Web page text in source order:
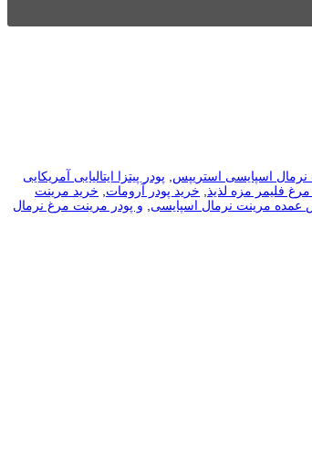
اسپایسی استریپس, پودر پیتزا ایتالیایی آمریکایی
مرغ فلیمر مزه لذیذ, خرید پودر آرومات, خرید مرینت
عمده مرینت نرمال اسپایسی, و پودر مرینت مرغ نرمال